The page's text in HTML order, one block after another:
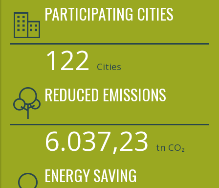
PARTICIPATING CITIES
122 Cities
REDUCED EMISSIONS
6.037,23 tn CO₂
ENERGY SAVING